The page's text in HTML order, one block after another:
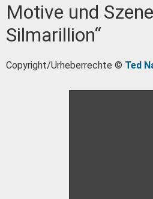
Motive und
Silmarillion“
Copyright/Urheberrechte © Ted